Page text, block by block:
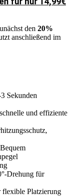
den 20%
anschließend im
Sekunden
und effiziente
Drehung für
flexible Platzierung